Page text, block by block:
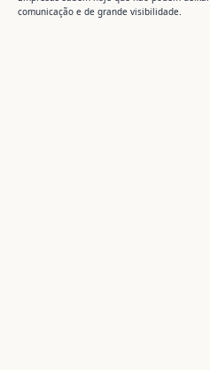
comunicação e de grande visibilidade.